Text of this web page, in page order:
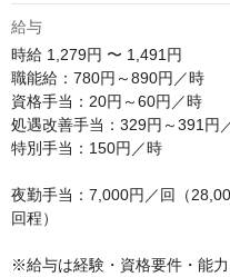
給与
時給 1,279円 〜 1,491円
職能給：780円～890円／時
資格手当：20円～60円／時
処遇改善手当：329円～391円
特別手当：150円／時
夜勤手当：7,000円／回（
回程）
※給与は経験・資格要件・能